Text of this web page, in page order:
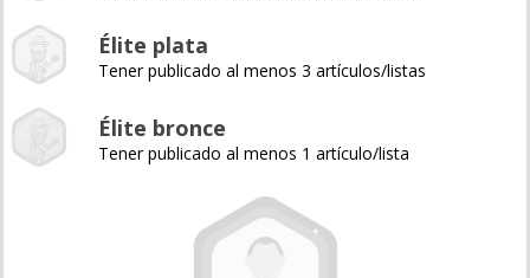
Élite plata
Tener publicado al menos 3 artículos/listas
Élite bronce
Tener publicado al menos 1 artículo/lista